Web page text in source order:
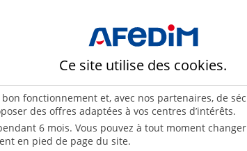
Dans ce 12e épisode de #ParlonsClimat!,
Bachmann, Responsable contrôle, réglementaire
environnement chez AFEDIM, nous explique les
l'immobilier, ainsi que ceux illustrant la durabilité
des bâtiments.
Ce site utilise des cookies.
fonctionnement et, avec nos partenaires, de
des offres adaptées à vos centres d’intérêts.
6 mois. Vous pouvez à tout moment
en pied de page du site.